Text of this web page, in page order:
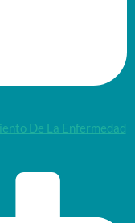
De La Enfermedad